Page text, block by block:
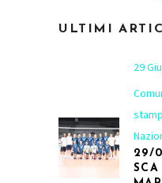
ULTIMI
29
29/